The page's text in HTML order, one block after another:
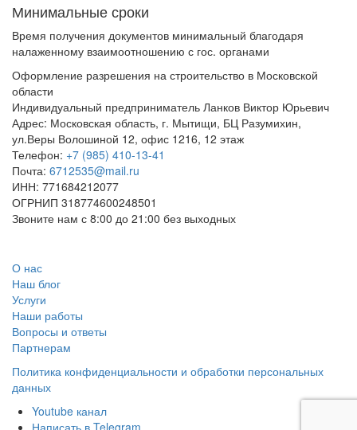
Минимальные сроки
Время получения документов минимальный благодаря
налаженному взаимоотношению с гос. органами
Оформление разрешения на строительство в Московской
области
Индивидуальный предприниматель Ланков Виктор Юрьевич
Адрес: Московская область, г. Мытищи, БЦ Разумихин,
ул.Веры Волошиной 12, офис 1216, 12 этаж
Телефон: +7 (985) 410-13-41
Почта: 6712535@mail.ru
ИНН: 771684212077
ОГРНИП 318774600248501
Звоните нам с 8:00 до 21:00 без выходных
О нас
Наш блог
Услуги
Наши работы
Вопросы и ответы
Партнерам
Политика конфиденциальности и обработки персональных
данных
Youtube канал